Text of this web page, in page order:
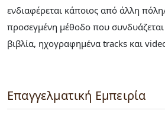
ενδιαφέρεται κάποιος από άλλη
προσεγμένη μέθοδο που
βιβλία, ηχογραφημένα tracks και
Επαγγελματική Εμπειρία